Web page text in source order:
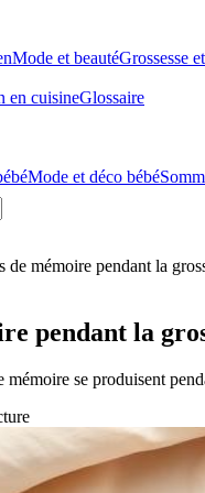
Mode et beautéGrossesse
en cuisineGlossaire
Mode et déco bébé
de mémoire pendant la
pendant la
se produisent